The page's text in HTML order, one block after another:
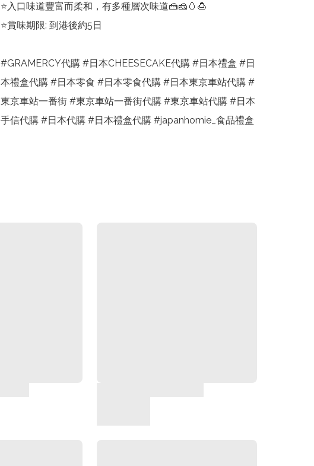
⭐️入口味道豐富而柔和，有多種層次味道🍰🧀🥚🍮
⭐️賞味期限: 到港後約5日
#GRAMERCY代購 #日本CHEESECAKE代購 #日本禮盒 #日
本禮盒代購 #日本零食 #日本零食代購 #日本東京車站代購 #
東京車站一番街 #東京車站一番街代購 #東京車站代購 #日本
手信代購 #日本代購 #日本禮盒代購 #japanhomie_食品禮盒